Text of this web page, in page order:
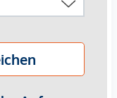
der
in die